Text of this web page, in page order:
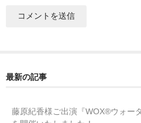
最新の記事
藤原紀香様ご出演『WOX®ウォー